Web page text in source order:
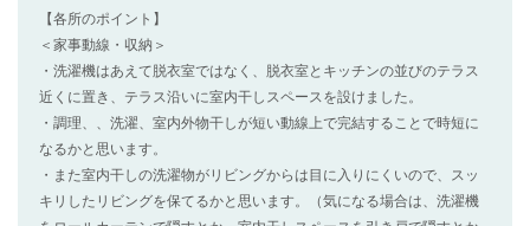
【各所のポイント】
＜家事動線・収納＞
・洗濯機はあえて脱衣室ではなく、脱衣室とキッチンの並びのテラス
近くに置き、テラス沿いに室内干しスペースを設けました。
・調理、、洗濯、室内外物干しが短い動線上で完結することで時短に
なるかと思います。
・また室内干しの洗濯物がリビングからは目に入りにくいので、スッ
キリしたリビングを保てるかと思います。（気になる場合は、洗濯機